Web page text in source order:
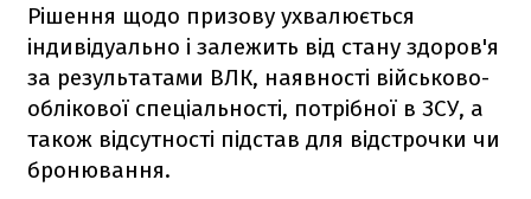
Рішення щодо призову ухвалюється
індивідуально і залежить від стану здоров'я
за результатами ВЛК, наявності військово-
облікової спеціальності, потрібної в ЗСУ, а
також відсутності підстав для відстрочки чи
бронювання.